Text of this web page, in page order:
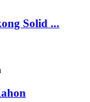
Solid ...